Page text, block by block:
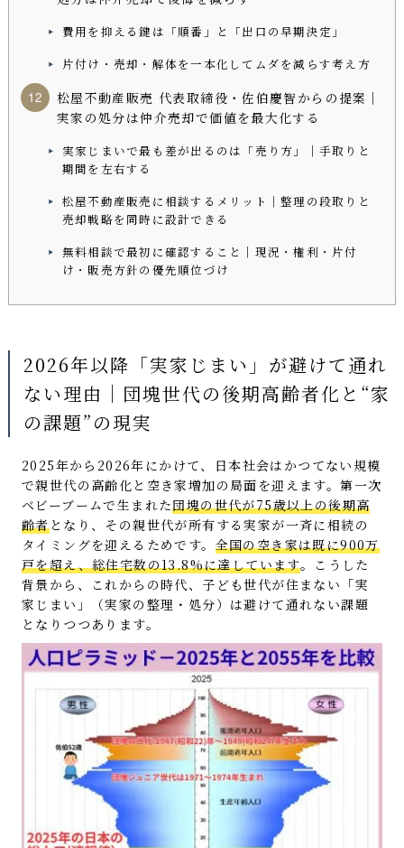
費用を抑える鍵は「順番」と「出口の早期決定」
片付け・売却・解体を一本化してムダを減らす考え方
松屋不動産販売 代表取締役・佐伯慶智からの提案｜
実家の処分は仲介売却で価値を最大化する
実家じまいで最も差が出るのは「売り方」｜手取りと
期間を左右する
松屋不動産販売に相談するメリット｜整理の段取りと
売却戦略を同時に設計できる
無料相談で最初に確認すること｜現況・権利・片付
け・販売方針の優先順位づけ
2026年以降「実家じまい」が避けて通れ
ない理由｜団塊世代の後期高齢者化と“家
の課題”の現実
2025年から2026年にかけて、日本社会はかつてない規模
で親世代の高齢化と空き家増加の局面を迎えます。第一次
ベビーブームで生まれた団塊の世代が75歳以上の後期高
齢者となり、その親世代が所有する実家が一斉に相続の
タイミングを迎えるためです。 全国の空き家は既に900万
戸を超え、総住宅数の13.8%に達しています。こうした
背景から、これからの時代、子ども世代が住まない「実
家じまい」（実家の整理・処分）は避けて通れない課題
となりつつあります。